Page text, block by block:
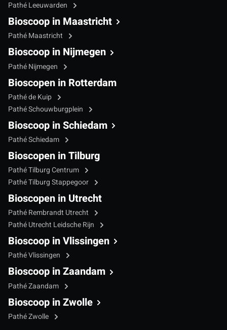
Pathé Leeuwarden
Bioscoop in Maastricht
Pathé Maastricht
Bioscoop in Nijmegen
Pathé Nijmegen
Bioscopen in Rotterdam
Pathé de Kuip
Pathé Schouwburgplein
Bioscoop in Schiedam
Pathé Schiedam
Bioscopen in Tilburg
Pathé Tilburg Centrum
Pathé Tilburg Stappegoor
Bioscopen in Utrecht
Pathé Rembrandt Utrecht
Pathé Utrecht Leidsche Rijn
Bioscoop in Vlissingen
Pathé Vlissingen
Bioscoop in Zaandam
Pathé Zaandam
Bioscoop in Zwolle
Pathé Zwolle